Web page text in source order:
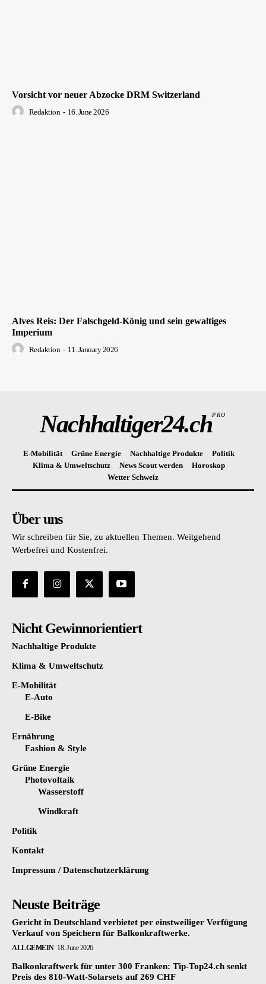
Vorsicht vor neuer Abzocke DRM Switzerland
Redaktion - 16. June 2026
Alves Reis: Der Falschgeld-König und sein gewaltiges
Imperium
Redaktion - 11. January 2026
Nachhaltiger24.chPRO
E-Mobilität Grüne Energie Nachhaltige Produkte
Politik
Klima & Umweltschutz
News Scout werden
Horoskop
Wetter Schweiz
Über uns
Wir schreiben für Sie, zu aktuellen Themen. Weitgehend
Werbefrei und Kostenfrei.
Nicht Gewinnorientiert
Nachhaltige Produkte
Klima & Umweltschutz
E-Mobilität
E-Auto
E-Bike
Ernährung
Fashion & Style
Grüne Energie
Photovoltaik
Wasserstoff
Windkraft
Politik
Kontakt
Impressum / Datenschutzerklärung
Neuste Beiträge
Gericht in Deutschland verbietet per einstweiliger Verfügung
Verkauf von Speichern für Balkonkraftwerke.
ALLGEMEIN 18. June 2026
Balkonkraftwerk für unter 300 Franken: Tip-Top24.ch senkt
Preis des 810-Watt-Solarsets auf 269 CHF